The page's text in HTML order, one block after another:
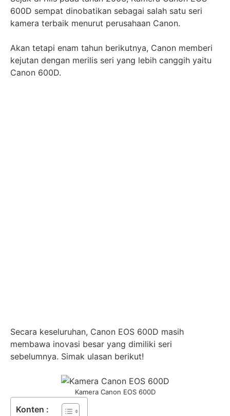
600D sempat dinobatikan sebagai salah satu seri
kamera terbaik menurut perusahaan Canon.
Akan tetapi enam tahun berikutnya, Canon memberi
kejutan dengan merilis seri yang lebih canggih yaitu
Canon 600D.
Secara keseluruhan, Canon EOS 600D masih
membawa inovasi besar yang dimiliki seri
sebelumnya. Simak ulasan berikut!
Kamera Canon EOS 600D
Konten :